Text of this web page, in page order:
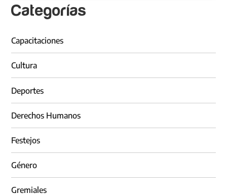
Categorías
Capacitaciones
Cultura
Deportes
Derechos Humanos
Festejos
Género
Gremiales